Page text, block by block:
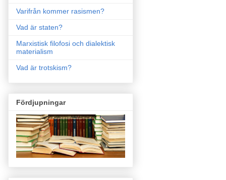
Varifrån kommer rasismen?
Vad är staten?
Marxistisk filofosi och dialektisk
materialism
Vad är trotskism?
Fördjupningar